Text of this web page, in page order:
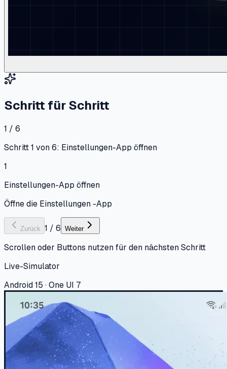
Schritt für Schritt
1 / 6
Schritt 1 von 6: Einstellungen-App öffnen
1
Einstellungen-App öffnen
Öffne die Einstellungen -App
Zurück 1 / 6 Weiter
Scrollen oder Buttons nutzen für den nächsten Schritt
Live-Simulator
Android 15 · One UI 7